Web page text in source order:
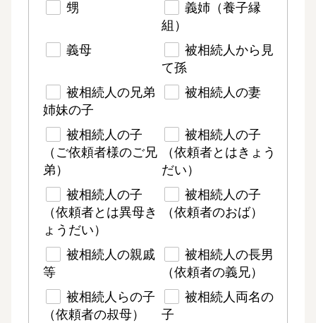
甥
義姉（養子縁
組）
義母
被相続人から見
て孫
被相続人の兄弟
姉妹の子
被相続人の妻
被相続人の子
（ご依頼者様のご兄
弟）
被相続人の子
（依頼者とはきょう
だい）
被相続人の子
（依頼者とは異母き
ょうだい）
被相続人の子
（依頼者のおば）
被相続人の親戚
等
被相続人の長男
（依頼者の義兄）
被相続人らの子
（依頼者の叔母）
被相続人両名の
子